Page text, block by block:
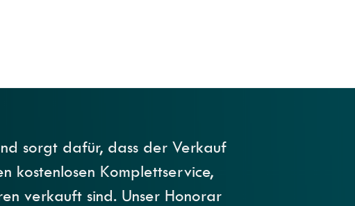
sorgt dafür, dass der Verkauf
kostenlosen Komplettservice,
verkauft sind. Unser Honorar